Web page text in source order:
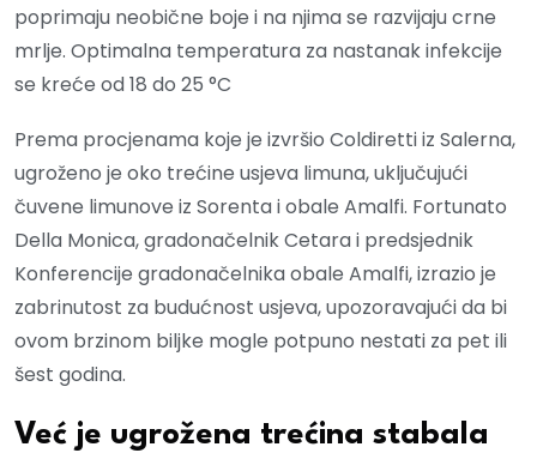
poprimaju neobične boje i na njima se razvijaju crne
mrlje. Optimalna temperatura za nastanak infekcije
se kreće od 18 do 25 °C
Prema procjenama koje je izvršio Coldiretti iz Salerna,
ugroženo je oko trećine usjeva limuna, uključujući
čuvene limunove iz Sorenta i obale Amalfi. Fortunato
Della Monica, gradonačelnik Cetara i predsjednik
Konferencije gradonačelnika obale Amalfi, izrazio je
zabrinutost za budućnost usjeva, upozoravajući da bi
ovom brzinom biljke mogle potpuno nestati za pet ili
šest godina.
Već je ugrožena trećina stabala